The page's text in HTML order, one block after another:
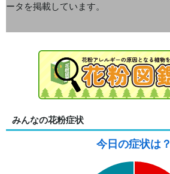
ータを掲載しています。
みんなの花粉症状
今日の症状は？